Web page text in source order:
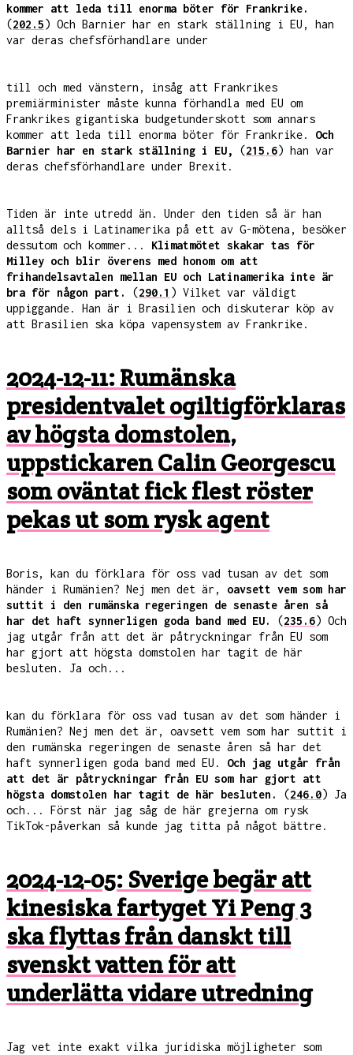
kommer att leda till enorma böter för Frankrike.
(202.5) Och Barnier har en stark ställning i EU, han
var deras chefsförhandlare under
till och med vänstern, insåg att Frankrikes
premiärminister måste kunna förhandla med EU om
Frankrikes gigantiska budgetunderskott som annars
kommer att leda till enorma böter för Frankrike. Och
Barnier har en stark ställning i EU,
(215.6) han var
deras chefsförhandlare under Brexit.
Tiden är inte utredd än. Under den tiden så är han
alltså dels i Latinamerika på ett av G-mötena, besöker
dessutom och kommer... Klimatmötet skakar tas för
Milley och blir överens med honom om att
frihandelsavtalen mellan EU och Latinamerika inte är
bra för någon part.
(290.1 ) Vilket var väldigt
uppiggande. Han är i Brasilien och diskuterar köp av
att Brasilien ska köpa vapensystem av Frankrike.
2024-12-11: Rumänska
presidentvalet ogiltigförklaras
av högsta domstolen,
uppstickaren Calin Georgescu
som oväntat fick flest röster
pekas ut som rysk agent
Boris, kan du förklara för oss vad tusan av det som
händer i Rumänien? Nej men det är, oavsett vem som har
suttit i den rumänska regeringen de senaste åren så
har det haft synnerligen goda band med EU.
(235.6) Och
jag utgår från att det är påtryckningar från EU som
har gjort att högsta domstolen har tagit de här
besluten. Ja och...
kan du förklara för oss vad tusan av det som händer i
Rumänien? Nej men det är, oavsett vem som har suttit i
den rumänska regeringen de senaste åren så har det
haft synnerligen goda band med EU. Och jag utgår från
att det är påtryckningar från EU som har gjort att
högsta domstolen har tagit de här besluten.
(246.0) Ja
och... Först när jag såg de här grejerna om rysk
TikTok-påverkan så kunde jag titta på något bättre.
2024-12-05: Sverige begär att
kinesiska fartyget Yi Peng 3
ska flyttas från danskt till
svenskt vatten för att
underlätta vidare utredning
Jag vet inte exakt vilka juridiska möjligheter som